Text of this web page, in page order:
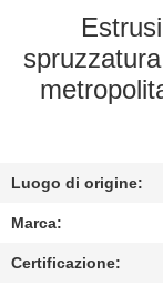
FABBRICA
Luogo di origine:
Marca:
Certificazione: